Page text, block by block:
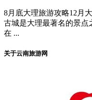
8月底大理旅游攻略12月
古城是大理最著名的景点
在 ...
关于云南旅游网